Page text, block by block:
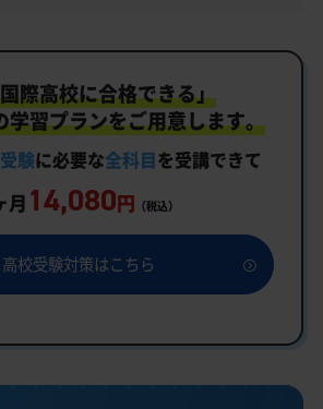
際高校に合格できる」
学習プランをご用意します。
験に必要な全科目を受講できて
月 14,080円 （税込）
高校受験対策はこちら